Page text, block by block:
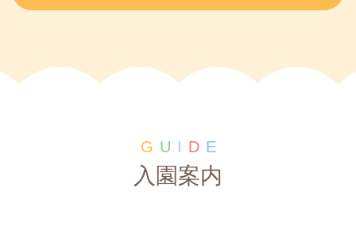
G U I D E
入園案内